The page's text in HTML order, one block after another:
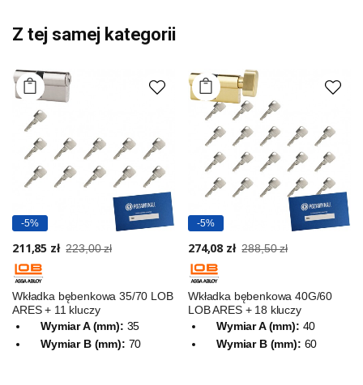
Z tej samej kategorii
-5%
211,85 zł 223,00 zł
Wkładka bębenkowa 35/70 LOB
ARES + 11 kluczy
Wymiar A (mm): 35
Wymiar B (mm): 70
-5%
274,08 zł 288,50 zł
Wkładka bębenkowa 40G/60
LOB ARES + 18 kluczy
Wymiar A (mm): 40
Wymiar B (mm): 60